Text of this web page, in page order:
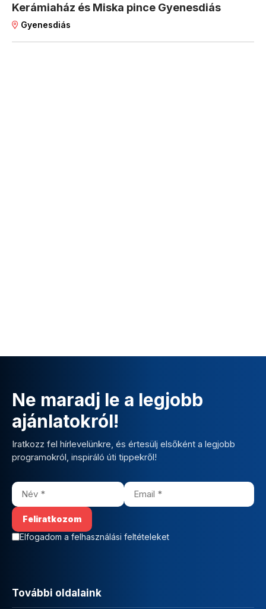
Kerámiaház és Miska pince Gyenesdiás
Gyenesdiás
Ne maradj le a legjobb
ajánlatokról!
Iratkozz fel hírlevelünkre, és értesülj elsőként a legjobb
programokról, inspiráló úti tippekről!
Elfogadom a felhasználási feltételeket
További oldalaink